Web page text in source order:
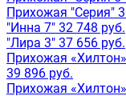
Прихожая "Серия"
"Инна 7" 32 748 руб.
"Лира 3" 37 656 руб.
Прихожая
39 896 руб.
Прихожая